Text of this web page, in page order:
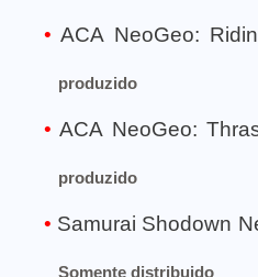
ACA NeoGeo:
produzido
ACA NeoGeo:
produzido
Samurai Shodown
Somente distribuido